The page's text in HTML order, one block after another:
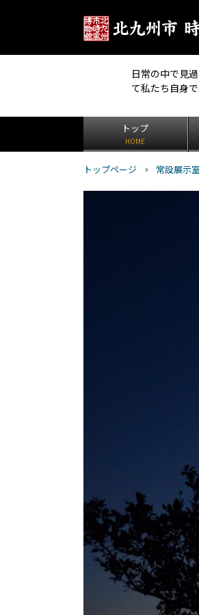
日常の中で見
て私たち自身
トップ
HOME
トップページ 常設展示